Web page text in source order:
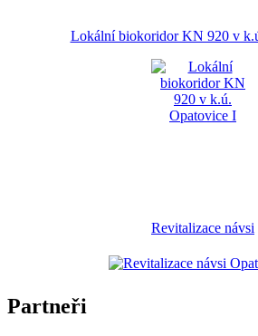
Lokální biokoridor KN 920 v
Revitalizace návsi
Partneři